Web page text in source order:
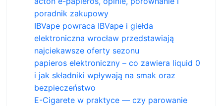
poradnik zakupowy
IBVape powraca IBVape i giełda
elektroniczna wrocław przedstawiają
najciekawsze oferty sezonu
papieros elektroniczny – co zawiera liquid 0
i jak składniki wpływają na smak oraz
bezpieczeństwo
E-Cigarete w praktyce — czy parowanie